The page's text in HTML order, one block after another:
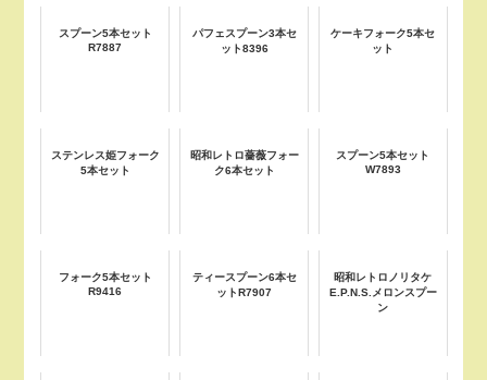
スプーン5本セット
R7887
パフェスプーン3本セ
ット8396
ケーキフォーク5本セ
ット
ステンレス姫フォーク
5本セット
昭和レトロ薔薇フォー
ク6本セット
スプーン5本セット
W7893
フォーク5本セット
R9416
ティースプーン6本セ
ットR7907
昭和レトロノリタケ
E.P.N.S.メロンスプー
ン